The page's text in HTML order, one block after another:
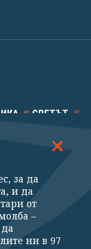
СВЕТЪТ
за да
и да
от
–
ни в 97